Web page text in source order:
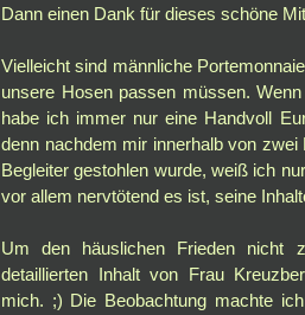
Dann einen Dank für dieses schöne
Vielleicht sind männliche
unsere Hosen passen müssen.
habe ich immer nur eine Handvoll
denn nachdem mir innerhalb von
Begleiter gestohlen wurde, weiß ich
vor allem nervtötend es ist, seine
Um den häuslichen Frieden nicht
detaillierten Inhalt von Frau
mich. ;) Die Beobachtung machte